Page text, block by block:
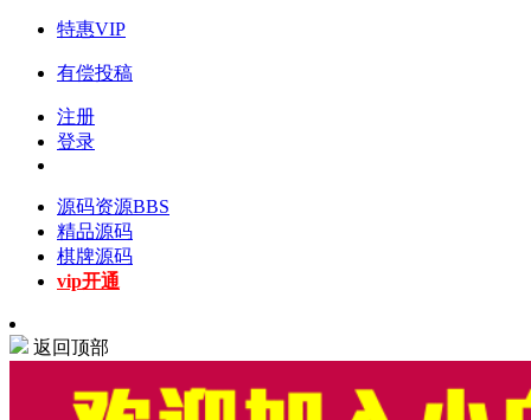
特惠VIP
有偿投稿
注册
登录
源码资源BBS
精品源码
棋牌源码
vip开通
返回顶部